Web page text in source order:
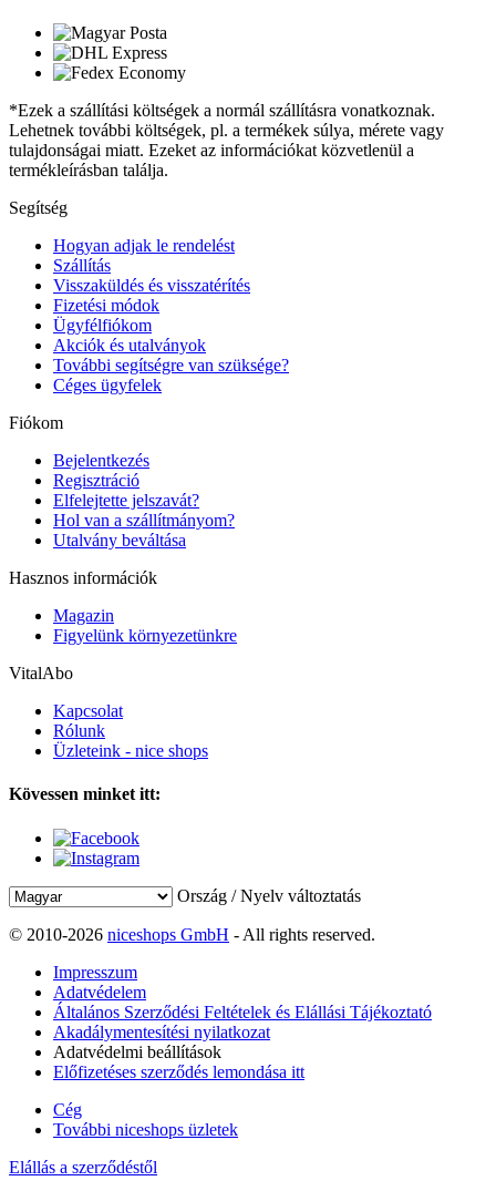
*Ezek a szállítási költségek a normál szállításra vonatkoznak.
Lehetnek további költségek, pl. a termékek súlya, mérete vagy
tulajdonságai miatt. Ezeket az információkat közvetlenül a
termékleírásban találja.
Segítség
Hogyan adjak le rendelést
Szállítás
Visszaküldés és visszatérítés
Fizetési módok
Ügyfélfiókom
Akciók és utalványok
További segítségre van szüksége?
Céges ügyfelek
Fiókom
Bejelentkezés
Regisztráció
Elfelejtette jelszavát?
Hol van a szállítmányom?
Utalvány beváltása
Hasznos információk
Magazin
Figyelünk környezetünkre
VitalAbo
Kapcsolat
Rólunk
Üzleteink - nice shops
Kövessen minket itt:
Ország / Nyelv változtatás
© 2010-2026 niceshops GmbH - All rights reserved.
Impresszum
Adatvédelem
Általános Szerződési Feltételek és Elállási Tájékoztató
Akadálymentesítési nyilatkozat
Adatvédelmi beállítások
Előfizetéses szerződés lemondása itt
Cég
További niceshops üzletek
Elállás a szerződéstől